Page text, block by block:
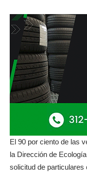
El 90 por ciento de las
la Dirección de
solicitud de